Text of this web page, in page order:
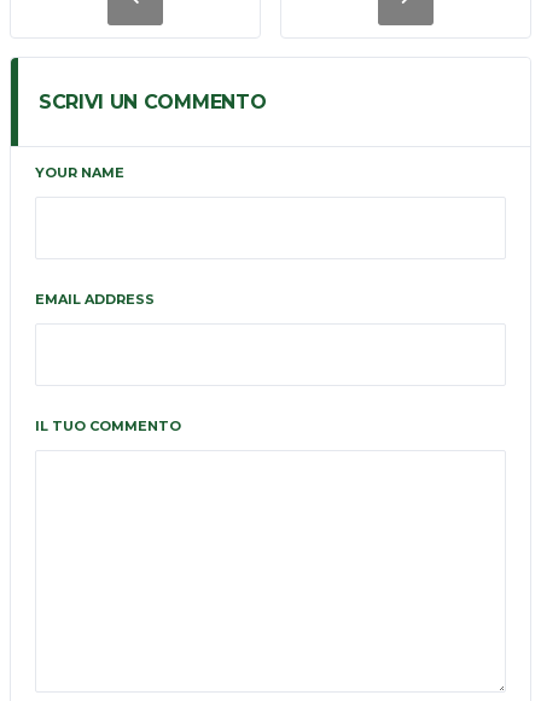
SCRIVI UN COMMENTO
YOUR NAME
EMAIL ADDRESS
IL TUO COMMENTO